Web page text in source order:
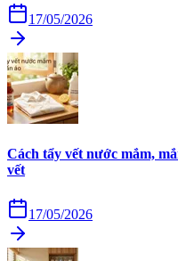
17/05/2026
Cách tẩy vết nước mắm,
vết
17/05/2026